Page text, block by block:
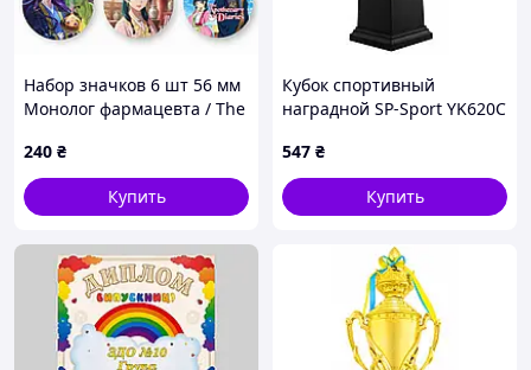
Набор значков 6 шт 56 мм
Монолог фармацевта / The
240 ₴
Купить
Кубок спортивный
наградной SP-Sport YK620C
547 ₴
Купить